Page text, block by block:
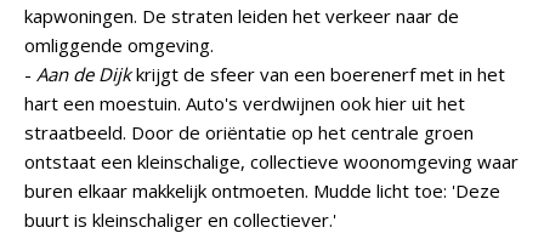
kapwoningen. De straten leiden het verkeer naar de
omliggende omgeving.
- Aan de Dijkkrijgt de sfeer van een boerenerf met in het
hart een moestuin. Auto's verdwijnen ook hier uit het
straatbeeld. Door de oriëntatie op het centrale groen
ontstaat een kleinschalige, collectieve woonomgeving waar
buren elkaar makkelijk ontmoeten. Mudde licht toe: 'Deze
buurt is kleinschaliger en collectiever.'